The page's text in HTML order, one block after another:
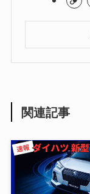
関連記事